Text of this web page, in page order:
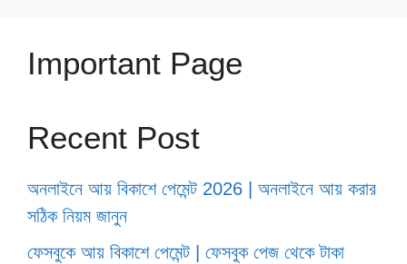
Important Page
Recent Post
অনলাইনে আয় বিকাশে পেমেন্ট 2026 | অনলাইনে আয় করার
সঠিক নিয়ম জানুন
ফেসবুকে আয় বিকাশে পেমেন্ট | ফেসবুক পেজ থেকে টাকা